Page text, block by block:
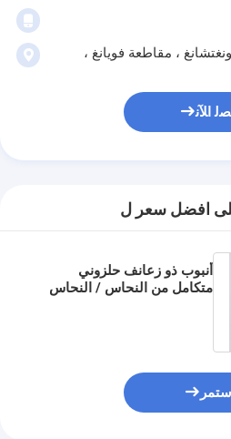
، مقاطعة فويانغ ،
ﺍﻶﻧ
افضل سعر ل
أنبوب ذو زعانف حلزوني
متكامل من النحاس / النحاس
استمر